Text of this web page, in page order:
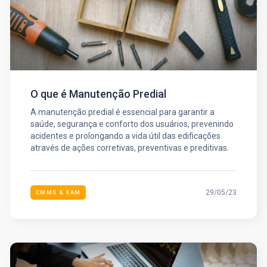
O que é Manutenção Predial
A manutenção predial é essencial para garantir a
saúde, segurança e conforto dos usuários, prevenindo
acidentes e prolongando a vida útil das edificações
através de ações corretivas, preventivas e preditivas.
CMMS & EAM 29/05/23